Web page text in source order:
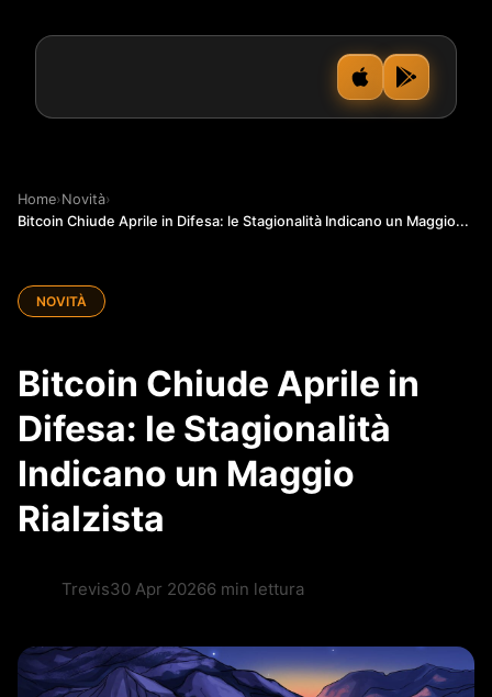
Home›Novità›
Bitcoin Chiude Aprile in Difesa: le Stagionalità Indicano un Maggio...
NOVITÀ
Bitcoin Chiude Aprile in
Difesa: le Stagionalità
Indicano un Maggio
Rialzista
Trevis30 Apr 20266 min lettura